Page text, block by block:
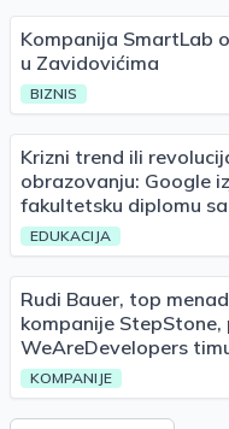
Kompanija SmartLab
u Zavidovićima
BIZNIS
Krizni trend ili
obrazovanju: Google
fakultetsku diplomu
EDUKACIJA
Rudi Bauer, top
kompanije StepStone,
WeAreDevelopers
KOMPANIJE